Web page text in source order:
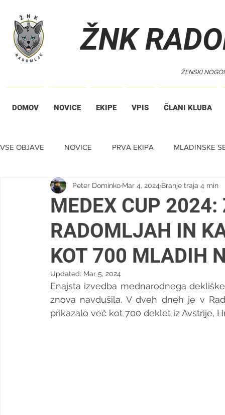
ŽNK
ŽENSKI
DOMOV NOVICE EKIPE VPIS ČLANI KLUBA
VSE OBJAVE NOVICE PRVA EKIPA MLADINSKE
TIHA DRAŽBA
MEDEX CUP 2024:
RADOMLJAH IN
KOT 700 MLADIH
Peter Dominko Mar 4, 2024 Branje traja 4 min
Updated: Mar 5, 2024
Enajsta izvedba mednarodnega
znova navdušila. V dveh dneh je v
prikazalo več kot 700 deklet iz Avstrije,